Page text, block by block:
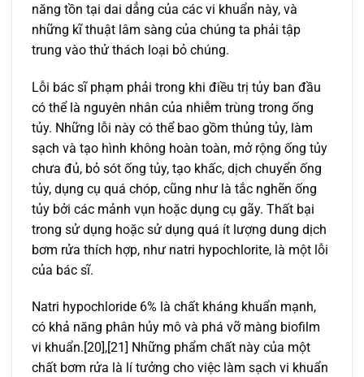
năng tồn tại dai dẳng của các vi khuẩn này, và
những kĩ thuật lâm sàng của chúng ta phải tập
trung vào thử thách loại bỏ chúng.
Lỗi bác sĩ phạm phải trong khi điều trị tủy ban đầu
có thể là nguyên nhân của nhiễm trùng trong ống
tủy. Những lỗi này có thể bao gồm thủng tủy, làm
sạch và tạo hình không hoàn toàn, mở rộng ống tủy
chưa đủ, bỏ sót ống tủy, tạo khấc, dịch chuyển ống
tủy, dụng cụ quá chóp, cũng như là tắc nghẽn ống
tủy bởi các mảnh vụn hoặc dụng cụ gãy. Thất bại
trong sử dụng hoặc sử dụng quá ít lượng dung dịch
bơm rửa thích hợp, như natri hypochlorite, là một lỗi
của bác sĩ.
Natri hypochloride 6% là chất kháng khuẩn mạnh,
có khả năng phân hủy mô và phá vỡ màng biofilm
vi khuẩn.[20],[21] Những phẩm chất này của một
chất bơm rửa là lí tưởng cho việc làm sạch vi khuẩn